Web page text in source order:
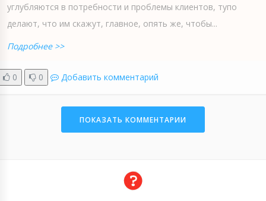
углубляются в потребности и проблемы клиентов, тупо
делают, что им скажут, главное, опять же, чтобы...
Подробнее >>
0 0 Добавить комментарий
ПОКАЗАТЬ КОММЕНТАРИИ